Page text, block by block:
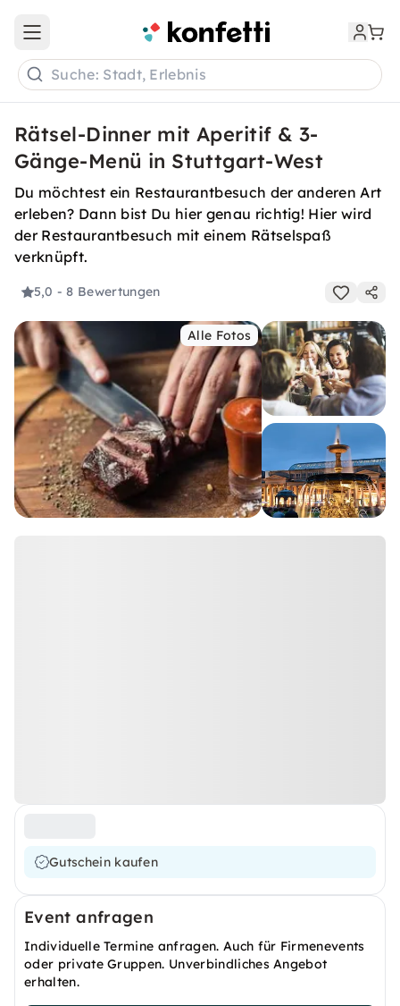
Open main menu
Suche: Stadt, Erlebnis
Rätsel-Dinner mit Aperitif & 3-
Gänge-Menü in Stuttgart-West
Du möchtest ein Restaurantbesuch der anderen Art
erleben? Dann bist Du hier genau richtig! Hier wird
der Restaurantbesuch mit einem Rätselspaß
verknüpft.
5,0 - 8 Bewertungen
Alle Fotos
Gutschein kaufen
Event anfragen
Individuelle Termine anfragen. Auch für Firmenevents
oder private Gruppen. Unverbindliches Angebot
erhalten.